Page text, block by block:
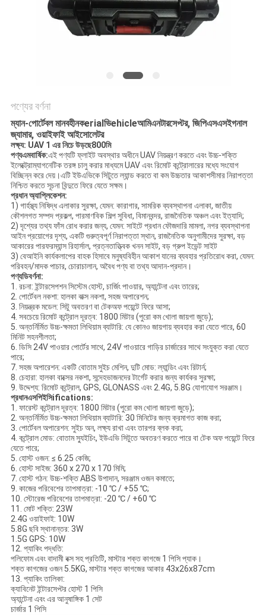
ম্যাপ
PRIVACY
POLICY
পণ্যের বর্ণনা
ম্যান-পোর্টেবল মানবহীনকerial ভিehicleআমিএনটারসেপ্টর, জিপিএসএসইগনাল
জ্যামার, ওয়াইফাই আইসোলেটর
লক্ষ্য: UAV 1 এর নিচে উড়ছে800মি
পণ্যএমবার্ষিক:এই পণ্যটি ফ্লাইট অবস্থার অধীনে UAV নিয়ন্ত্রণ করতে এবং উচ্চ-শক্তি
ইলেক্ট্রোম্যাগনেটিক তরঙ্গ চালু করার মাধ্যমে UAV এবং রিমোট কন্ট্রোলারের মধ্যে সংযোগ
বিচ্ছিন্ন করে দেয়।এটি ইউএভিকে সিটুতে ল্যান্ড করতে বা কম উচ্চতার আকাশসীমার নিরাপত্তা
নিশ্চিত করতে সূচনা বিন্দুতে ফিরে যেতে সক্ষম।
প্রধান অ্যাপ্লিকেশন:
1) গার্হস্থ্য নিষিদ্ধ এলাকার সুরক্ষা, যেমন: কারাগার, সামরিক ব্যবস্থাপনা এলাকা, জাতীয়
কৌশলগত সম্পদ প্রকল্প, পারমাণবিক শিল্প সুবিধা, বিমানবন্দর, রাজনৈতিক অঞ্চল এবং ইত্যাদি;
2) দৃশ্যের তথ্য ফাঁস রোধ করার জন্য, যেমন: সাইটে প্রধান ফৌজদারি মামলা, নগর ব্যবস্থাপনা
আইন প্রয়োগের দৃশ্য, একটি গুরুত্বপূর্ণ নিরাপত্তা স্থান, রাজনৈতিক অনুগামীদের সুরক্ষা, বড়
আকারের পারফরম্যান্স রিহার্সাল, প্রত্নতাত্ত্বিক খনন সাইট, বড় গ্রুপ ইভেন্ট সাইট
3) বেআইনি কার্যকলাপের বাহক হিসাবে মনুষ্যবিহীন আকাশ যানের ব্যবহার প্রতিরোধ করা, যেমন:
পরিবহন/মাদক পাচার, চোরাচালান, অবৈধ পণ্য বা তথ্য আদান-প্রদান।
পণ্যডিবর্ণনা:
1. রচনা: ইন্টারসেপশন সিস্টেম হোস্ট, চার্জিং পাওয়ার, অ্যান্টেনা এবং তারের;
2. পোর্টেবল নকশা: হালকা বাক্স নকশা, সহজ অপারেশন;
3. নিয়ন্ত্রক মডেল: সিটু অবতরণ বা টেকঅফ পয়েন্টে ফিরে আসা;
4. সবচেয়ে রিমোট কন্ট্রোল দূরত্ব: 1800 মিটার (পুরো কম খোলা জায়গা জুড়ে);
5. অন্তর্নির্মিত উচ্চ-ক্ষমতা লিথিয়াম ব্যাটারি: যে কোনও জায়গায় ব্যবহার করা যেতে পারে, 60
মিনিট সহনশীলতা;
6. ডিসি 24V পাওয়ার পোর্টের সাথে, 24V পাওয়ারে গাড়ির চার্জারের সাথে সংযুক্ত করা যেতে
পারে;
7. সহজ অপারেশন: একটি বোতাম সুইচ মেশিন, দুটি মোড: ল্যান্ডিং এবং রিটার্ন;
8. চেহারা: হালকা বাক্সের নকশা, সন্দেহভাজনদের টার্গেট করার জন্য কার্যকর সুরক্ষা;
9. উদ্দেশ্য: রিমোট কন্ট্রোল, GPS, GLONASS এবং 2.4G, 5.8G যোগাযোগ সরঞ্জাম।
প্রধানএসপিইসিifications:
1. ফারেস্ট কন্ট্রোল দূরত্ব: 1800 মিটার (পুরো কম খোলা জায়গা জুড়ে);
2. অন্তর্নির্মিত উচ্চ-ক্ষমতা লিথিয়াম ব্যাটারি: 30 মিনিটের জন্য ক্রমাগত কাজ করা;
3. পোর্টেবল অপারেশন: সুইচ অন, লক্ষ্য রাখা এবং তারপর ব্লক করা;
4. কন্ট্রোল মোড: বোতাম স্যুইচিং, ইউএভি সিটুতে অবতরণ করতে পারে বা টেক অফ পয়েন্টে ফিরে
যেতে পারে;
5. হোস্ট ওজন: ≤ 6.25 কেজি;
6. হোস্ট সাইজ: 360 x 270 x 170 মিমি;
7. হোস্ট গঠন: উচ্চ-শক্তি ABS উপাদান, সরঞ্জাম ওজন কমাতে;
9. কাজের পরিবেশের তাপমাত্রা: -10 ℃ / +55 ℃;
10. স্টোরেজ পরিবেশের তাপমাত্রা: -20 ℃ / +60 ℃
11. মোট শক্তি: 23W
2.4G ওয়াইফাই: 10W
5.8G ছবি স্থানান্তর: 3W
1.5G GPS: 10W
12. প্যাকিং পদ্ধতি:
পলিফোম এবং বাদামী বক্স সহ প্রতিটি, মাস্টার শক্ত কাগজে 1 পিসি প্যাক।
শক্ত কাগজের ওজন 5.5KG, মাস্টার শক্ত কাগজের আকার 43x26x87cm
13. প্যাকিং তালিকা:
ক্যাবিনেট ইন্টারসেপ্টর হোস্ট 1 পিসি
অ্যান্টেনা এবং এর আনুষাঙ্গিক 1 সেট
চার্জার 1 পিসি